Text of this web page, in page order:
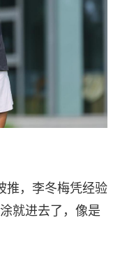
推，李冬梅凭经验
就进去了，像是